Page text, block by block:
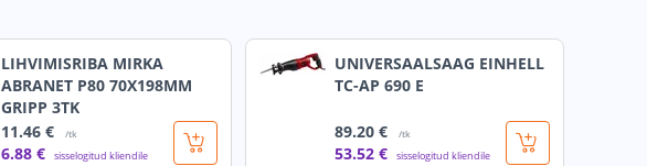
LIHVIMISRIBA MIRKA
ABRANET P80 70X198MM
GRIPP 3TK
11.46 € /tk
6.88 € sisselogitud kliendile
UNIVERSAALSAAG EINHELL
TC-AP 690 E
89.20 € /tk
53.52 € sisselogitud kliendile